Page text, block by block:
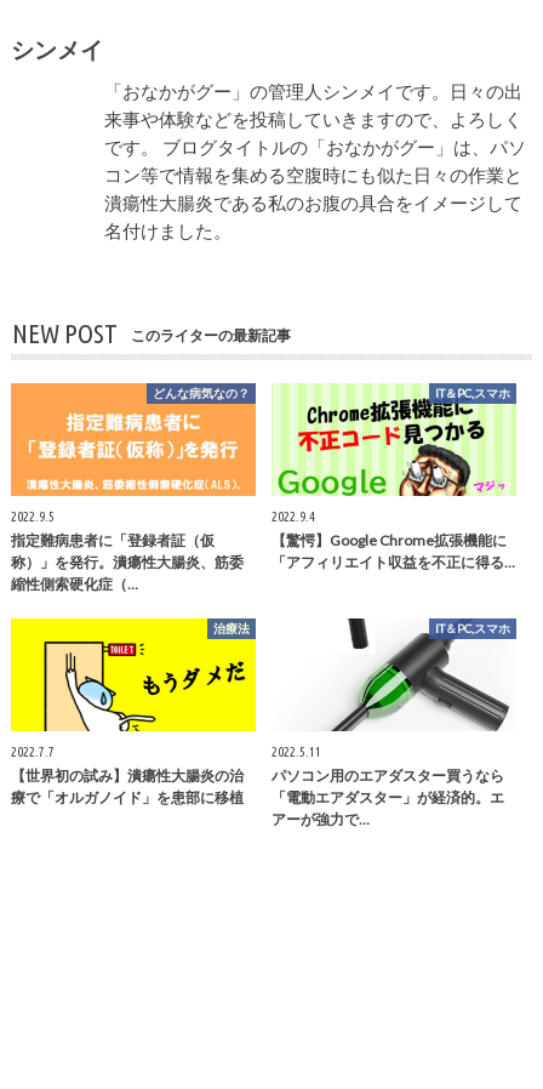
シンメイ
「おなかがグー」の管理人シンメイです。日々の出
来事や体験などを投稿していきますので、よろしく
です。 ブログタイトルの「おなかがグー」は、パソ
コン等で情報を集める空腹時にも似た日々の作業と
潰瘍性大腸炎である私のお腹の具合をイメージして
名付けました。
NEW POST このライターの最新記事
どんな病気なの？
2022.9.5
指定難病患者に「登録者証（仮
称）」を発行。潰瘍性大腸炎、筋委
縮性側索硬化症（…
IT＆PC,スマホ
2022.9.4
【驚愕】Google Chrome拡張機能に
「アフィリエイト収益を不正に得る…
治療法
2022.7.7
【世界初の試み】潰瘍性大腸炎の治
療で「オルガノイド」を患部に移植
IT＆PC,スマホ
2022.5.11
パソコン用のエアダスター買うなら
「電動エアダスター」が経済的。エ
アーが強力で…